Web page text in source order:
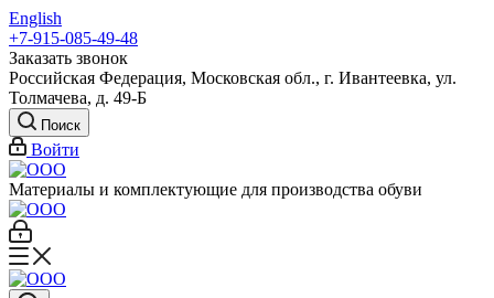
English
+7-915-085-49-48
Заказать звонок
Российская Федерация, Московская обл., г. Ивантеевка, ул.
Толмачева, д. 49-Б
Поиск
Войти
Материалы и комплектующие для производства обуви